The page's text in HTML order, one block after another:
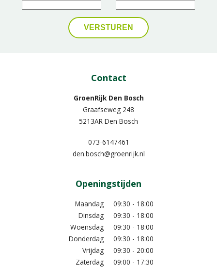
Contact
GroenRijk Den Bosch
Graafseweg 248
5213AR Den Bosch
073-6147461
den.bosch@groenrijk.nl
Openingstijden
Maandag
09:30 - 18:00
Dinsdag
09:30 - 18:00
Woensdag
09:30 - 18:00
Donderdag
09:30 - 18:00
Vrijdag
09:30 - 20:00
Zaterdag
09:00 - 17:30